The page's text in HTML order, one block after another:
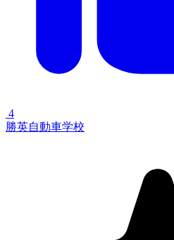
4
勝英自動車学校